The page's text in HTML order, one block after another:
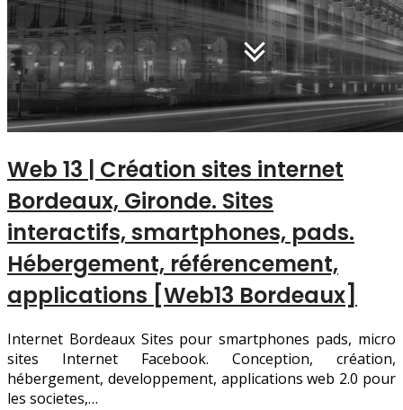
Web 13 | Création sites internet
Bordeaux, Gironde. Sites
interactifs, smartphones, pads.
Hébergement, référen­ce­ment,
applica­tions [Web13 Bordeaux]
Internet Bordeaux Sites pour smartphones pads, micro
sites Internet Facebook. Conception, création,
hébergement, developpement, applications web 2.0 pour
les societes,…